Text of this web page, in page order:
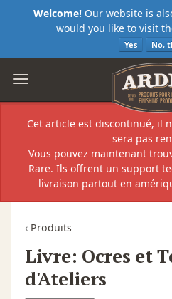
Welcome! Our website is
would you like to visit
Yes No,
Cet article est discontinué, il
sera pas
Vous pouvez maintenant
Rare. Ils offrent un support
livraison partout en
‹ Produits
Livre: Ocres et
d'Ateliers